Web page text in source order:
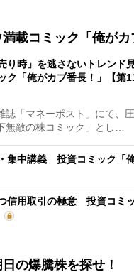
載コミック「俺がカ
売り時」を逃さないトレン
ク「俺がカブ番長！」【第
「マネーポスト」にて、
無敵の株コミック」とし…
集中講義 投資コミック「
信用取引の極意 投資コミ
の爆騰株を探せ！